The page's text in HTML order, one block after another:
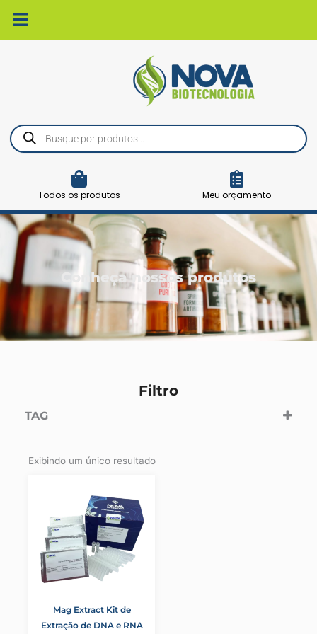
para
o
Pesquisar
produtos
Todos os produtos Meu orçamento
Conheça nossos produtos
Filtro
TAG
Extração semi automática de ácidos nucléicos
Exibindo um único resultado
Mag Extract Kit de
Extração de DNA e RNA